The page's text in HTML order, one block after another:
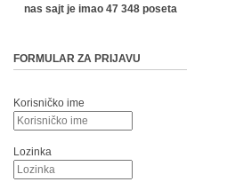
nas sajt je imao 47 348 poseta
FORMULAR ZA PRIJAVU
Korisničko ime
Lozinka